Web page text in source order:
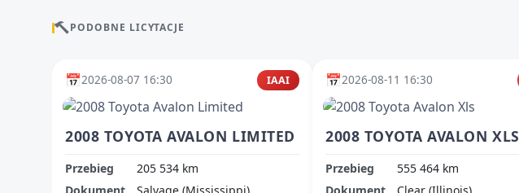
PODOBNE LICYTACJE
📅2026-08-07 16:30 IAAI
2008 TOYOTA AVALON LIMITED
Przebieg
205 534 km
📅2026-08-11 16:30
2008 TOYOTA AVALON XLS
Przebieg
555 464 km